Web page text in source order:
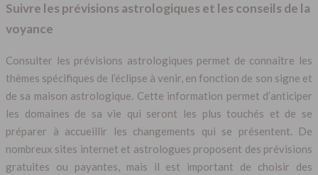
Suivre les prévisions astrologiques et les conseils de la
voyance
Consulter les prévisions astrologiques permet de connaître les
thèmes spécifiques de l’éclipse à venir, en fonction de son signe et
de sa maison astrologique. Cette information permet d’anticiper
les domaines de sa vie qui seront les plus touchés et de se
préparer à accueillir les changements qui se présentent. De
nombreux sites internet et astrologues proposent des prévisions
gratuites ou payantes, mais il est important de choisir des